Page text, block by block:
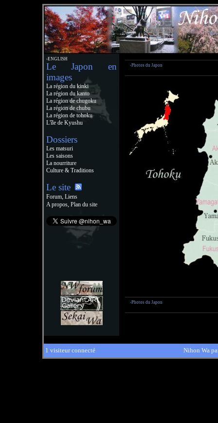
›ENGLISH
Le Japon en
images
La région du kinki
La région du kanto
La région de chugoku
La région de chubu
La région de tohoku
L'île de Kyushu
Dossiers
Les matsuri
Les saisons
La nourriture
Culture & Traditions
Le site
Forum, Liens
A propos, Plan du site
›Photos du Japon
›Photos du Japon
1 visiteur connecté Nihon Wa